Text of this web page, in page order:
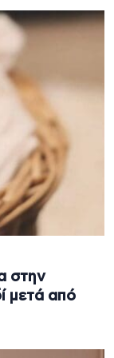
στην
μετά από